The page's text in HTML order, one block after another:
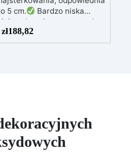
jednym przygotowaniu. Na
Dodaj Elektroniczną Wagę
swojego koszyka!
5 cm.
Bardzo niska
bezpieczną pracę bez
Odporna na zarysowania i
UV i wysokiej jakości
zł188,82